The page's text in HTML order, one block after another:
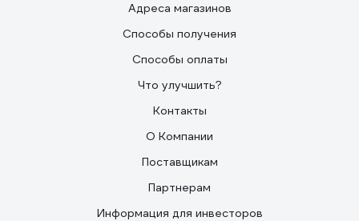
Адреса магазинов
Способы получения
Способы оплаты
Что улучшить?
Контакты
О Компании
Поставщикам
Партнерам
Информация для инвесторов